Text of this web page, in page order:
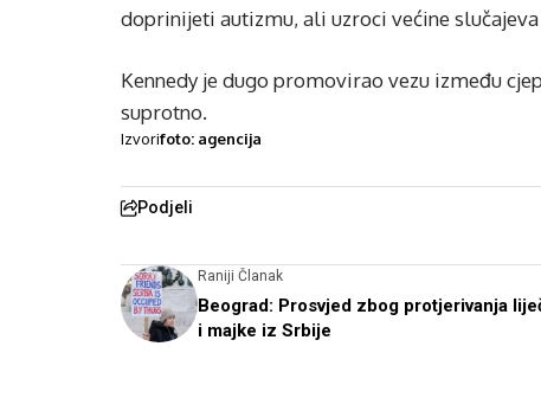
doprinijeti autizmu, ali uzroci većine slučajeva
Kennedy je dugo promovirao vezu između
suprotno.
Izvorifoto: agencija
Podjeli
Raniji Članak
Beograd: Prosvjed zbog protjerivanja
i majke iz Srbije